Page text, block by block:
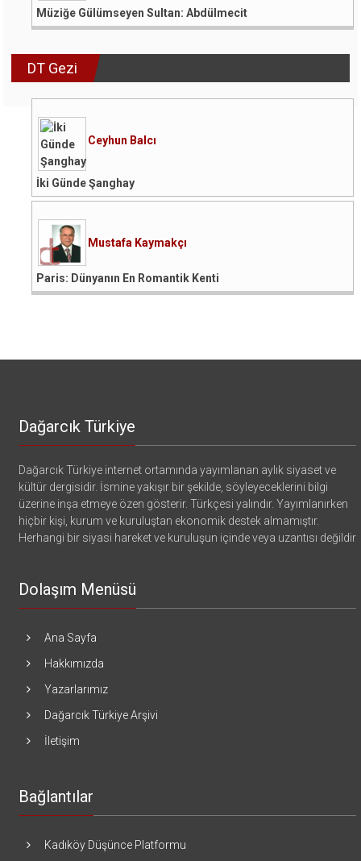
Müziğe Gülümseyen Sultan: Abdülmecit
DT Gezi
Ceyhun Balcı
İki Günde Şanghay
Mustafa Kaymakçı
Paris: Dünyanın En Romantik Kenti
Dağarcık Türkiye
Dağarcık Türkiye internet ortamında yayımlanan aylık siyaset ve
kültür dergisidir. İsmine yakışır bir şekilde, söyleyeceklerini bilgi
üzerine inşa etmeye özen gösterir. Türkçesi yalındır. Yayımlanırken
hiçbir kişi, kurum ve kuruluştan ekonomik destek almamıştır.
Herhangi bir siyasi hareket ve kuruluşun içinde veya uzantısı değildir
Dolaşım Menüsü
Ana Sayfa
Hakkımızda
Yazarlarımız
Dağarcık Türkiye Arşivi
İletişim
Bağlantılar
Kadıköy Düşünce Platformu